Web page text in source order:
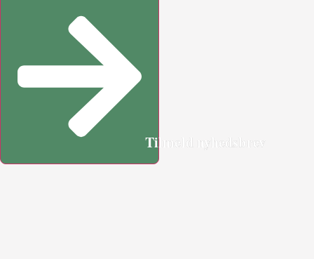
Tilmeld nyhedsbrev